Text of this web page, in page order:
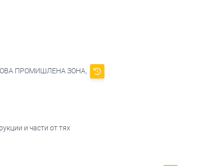
ПРОМИШЛЕНА ЗОНА,
и части от тях